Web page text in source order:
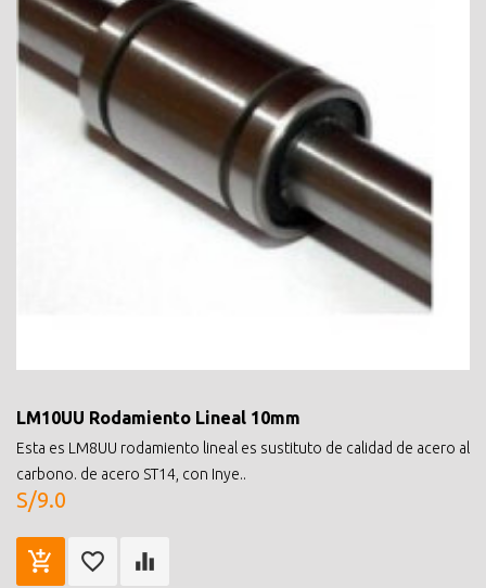
LM10UU Rodamiento Lineal 10mm
Esta es LM8UU rodamiento lineal es sustituto de calidad de acero al
carbono. de acero ST14, con Inye..
S/9.0